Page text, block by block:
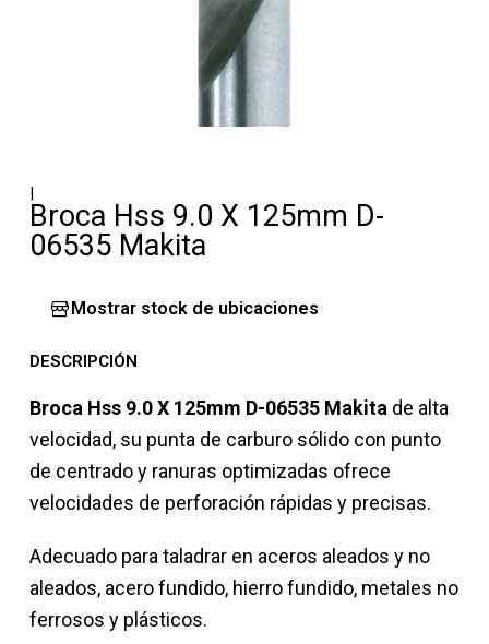
|
Broca Hss 9.0 X 125mm D-
06535 Makita
Mostrar stock de ubicaciones
DESCRIPCIÓN
Broca Hss 9.0 X 125mm D-06535 Makita de alta
velocidad, su punta de carburo sólido con punto
de centrado y ranuras optimizadas ofrece
velocidades de perforación rápidas y precisas.
Adecuado para taladrar en aceros aleados y no
aleados, acero fundido, hierro fundido, metales no
ferrosos y plásticos.